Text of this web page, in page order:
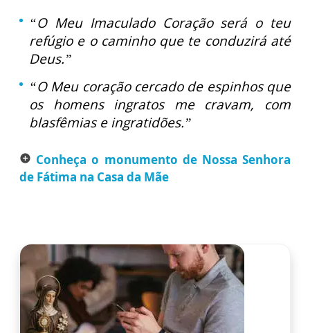
“O Meu Imaculado Coração será o teu
refúgio e o caminho que te conduzirá até
Deus.”
“O Meu coração cercado de espinhos que
os homens ingratos me cravam, com
blasfêmias e ingratidões.”
add_circle Conheça o monumento de Nossa Senhora
de Fátima na Casa da Mãe